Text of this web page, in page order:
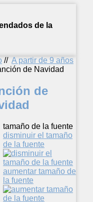
de la
// A partir de 9 años
de Navidad
de
tamaño de la fuente
disminuir el tamaño
de la fuente
aumentar tamaño de
la fuente